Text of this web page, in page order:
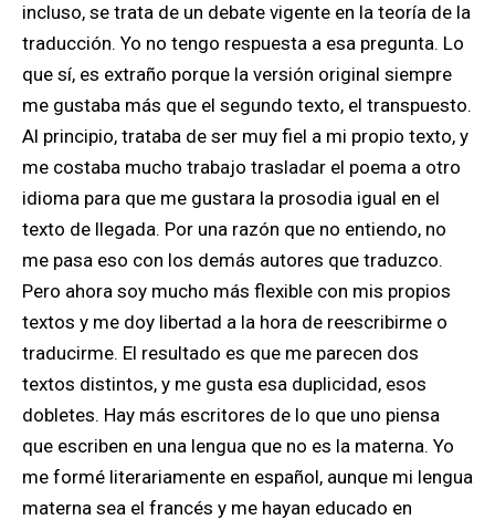
incluso, se trata de un debate vigente en la teoría de la
traducción. Yo no tengo respuesta a esa pregunta. Lo
que sí, es extraño porque la versión original siempre
me gustaba más que el segundo texto, el transpuesto.
Al principio, trataba de ser muy fiel a mi propio texto, y
me costaba mucho trabajo trasladar el poema a otro
idioma para que me gustara la prosodia igual en el
texto de llegada. Por una razón que no entiendo, no
me pasa eso con los demás autores que traduzco.
Pero ahora soy mucho más flexible con mis propios
textos y me doy libertad a la hora de reescribirme o
traducirme. El resultado es que me parecen dos
textos distintos, y me gusta esa duplicidad, esos
dobletes. Hay más escritores de lo que uno piensa
que escriben en una lengua que no es la materna. Yo
me formé literariamente en español, aunque mi lengua
materna sea el francés y me hayan educado en